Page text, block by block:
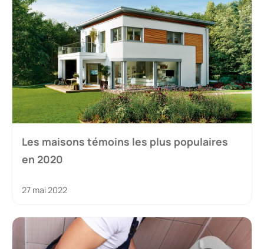
Les maisons témoins les plus populaires
en 2020
27 mai 2022